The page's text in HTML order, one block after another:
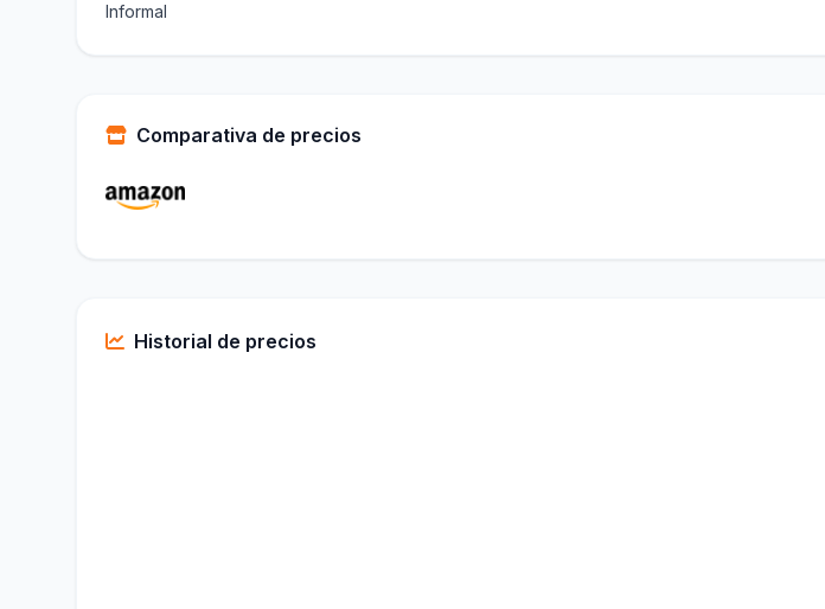
Informal
Comparativa de precios
Historial de precios